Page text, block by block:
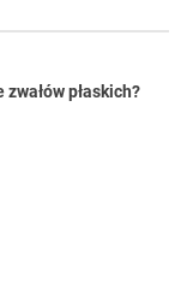
płaskich?